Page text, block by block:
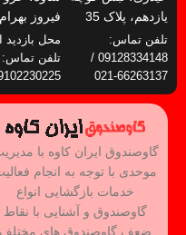
یازدهم، پلاک 35
تلفن تماس:
09128334148 /
66263137-021
فیروز
محل بازدید
گاوصندوق ایران کاوه با
موحدی با توجه به انجام
خدمات بازگشایی انواع
گاوصندوق و آشنایی با نقاط
ضعف گاوصندوق های مختلف